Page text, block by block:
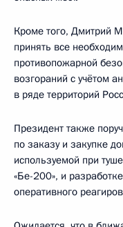
Кроме того, Дмитрий
принять все
противопожарной
возгораний с учётом
в ряде территорий
Президент также
по заказу и закупке
используемой при
«Бе-200», и
оперативного